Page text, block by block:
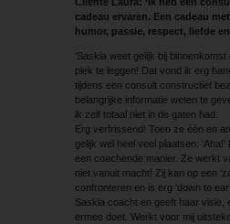
cadeau ervaren. Een cadeau
humor, passie, respect, liefde
‘Saskia weet gelijk bij
plek te leggen! Dat vond ik erg
tijdens een consult constructief
belangrijke informatie weten te
ik zelf totaal niet in de gaten had.
Erg verfrissend! Toen ze één en
gelijk wel heel veel plaatsen:
een coachende manier. Ze werkt
niet vanuit macht! Zij kan op een
confronteren en is erg ‘down to
Saskia coacht en geeft haar visie,
ermee doet. Werkt voor mij